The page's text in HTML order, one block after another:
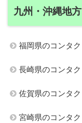
九州・沖縄地方
福岡県のコンタ
長崎県のコンタ
佐賀県のコンタ
宮崎県のコンタ